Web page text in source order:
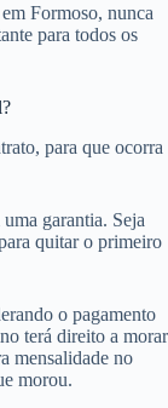
Formoso, nunca
para todos os
para que ocorra
garantia. Seja
quitar o primeiro
o pagamento
terá direito a morar
mensalidade no
morou.